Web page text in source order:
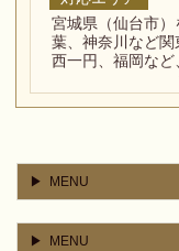
宮城県（仙台市
葉、神奈川など
西一円、福岡な
MENU
MENU